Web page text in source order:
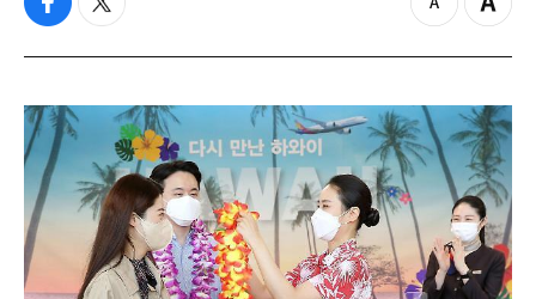
f
c
b
o
o
k
t
i
t
z
o
o
u
t
Z
o
i
n